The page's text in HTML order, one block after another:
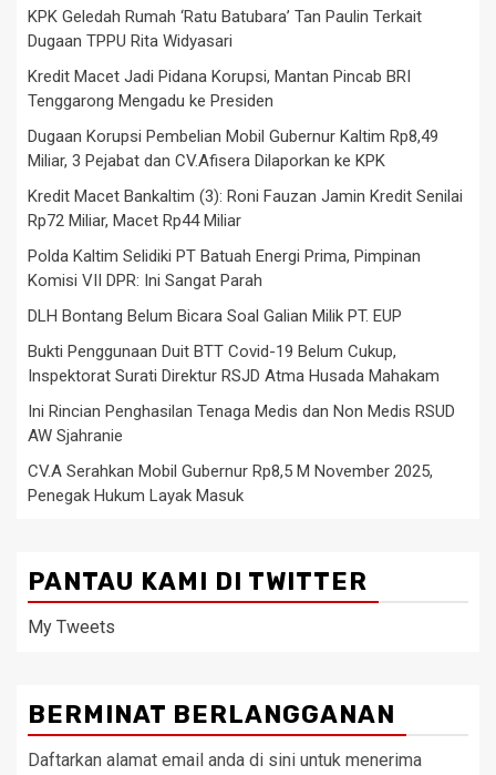
KPK Geledah Rumah ‘Ratu Batubara’ Tan Paulin Terkait
Dugaan TPPU Rita Widyasari
Kredit Macet Jadi Pidana Korupsi, Mantan Pincab BRI
Tenggarong Mengadu ke Presiden
Dugaan Korupsi Pembelian Mobil Gubernur Kaltim Rp8,49
Miliar, 3 Pejabat dan CV.Afisera Dilaporkan ke KPK
Kredit Macet Bankaltim (3): Roni Fauzan Jamin Kredit Senilai
Rp72 Miliar, Macet Rp44 Miliar
Polda Kaltim Selidiki PT Batuah Energi Prima, Pimpinan
Komisi VII DPR: Ini Sangat Parah
DLH Bontang Belum Bicara Soal Galian Milik PT. EUP
Bukti Penggunaan Duit BTT Covid-19 Belum Cukup,
Inspektorat Surati Direktur RSJD Atma Husada Mahakam
Ini Rincian Penghasilan Tenaga Medis dan Non Medis RSUD
AW Sjahranie
CV.A Serahkan Mobil Gubernur Rp8,5 M November 2025,
Penegak Hukum Layak Masuk
PANTAU KAMI DI TWITTER
My Tweets
BERMINAT BERLANGGANAN
Daftarkan alamat email anda di sini untuk menerima